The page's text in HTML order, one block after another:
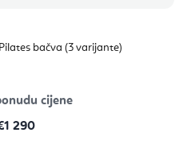
bačva (3 varijante)
cijene
290